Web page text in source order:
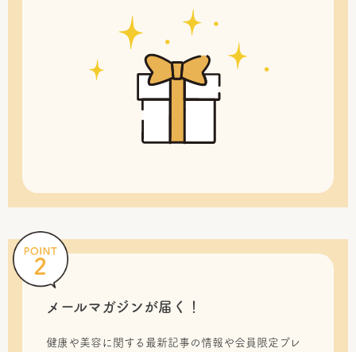
メールマガジンが届く！
健康や美容に関する最新記事の情報や会員限定プレ